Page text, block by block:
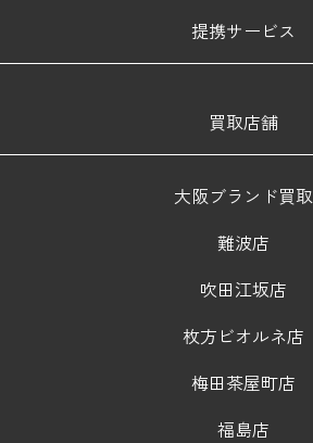
提携サービス
買取店舗
大阪ブランド買取
難波店
吹田江坂店
枚方ビオルネ店
梅田茶屋町店
福島店